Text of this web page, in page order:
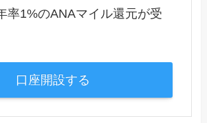
率1%のANAマイル還元が受
口座開設する